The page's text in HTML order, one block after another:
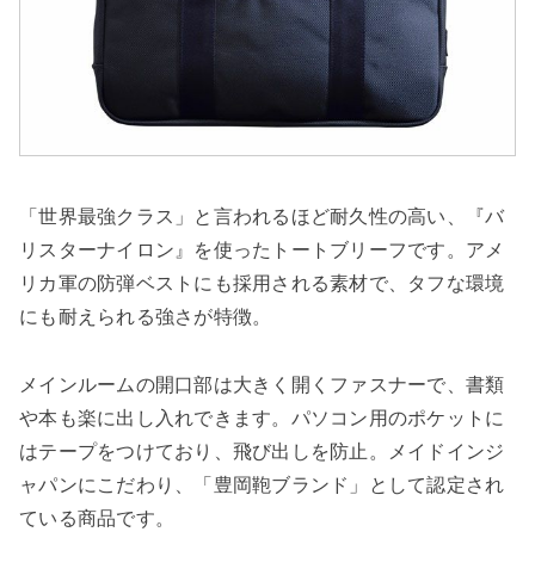
「世界最強クラス」と言われるほど耐久性の高い、『バ
リスターナイロン』を使ったトートブリーフです。アメ
リカ軍の防弾ベストにも採用される素材で、タフな環境
にも耐えられる強さが特徴。
メインルームの開口部は大きく開くファスナーで、書類
や本も楽に出し入れできます。パソコン用のポケットに
はテープをつけており、飛び出しを防止。メイドインジ
ャパンにこだわり、「豊岡鞄ブランド」として認定され
ている商品です。